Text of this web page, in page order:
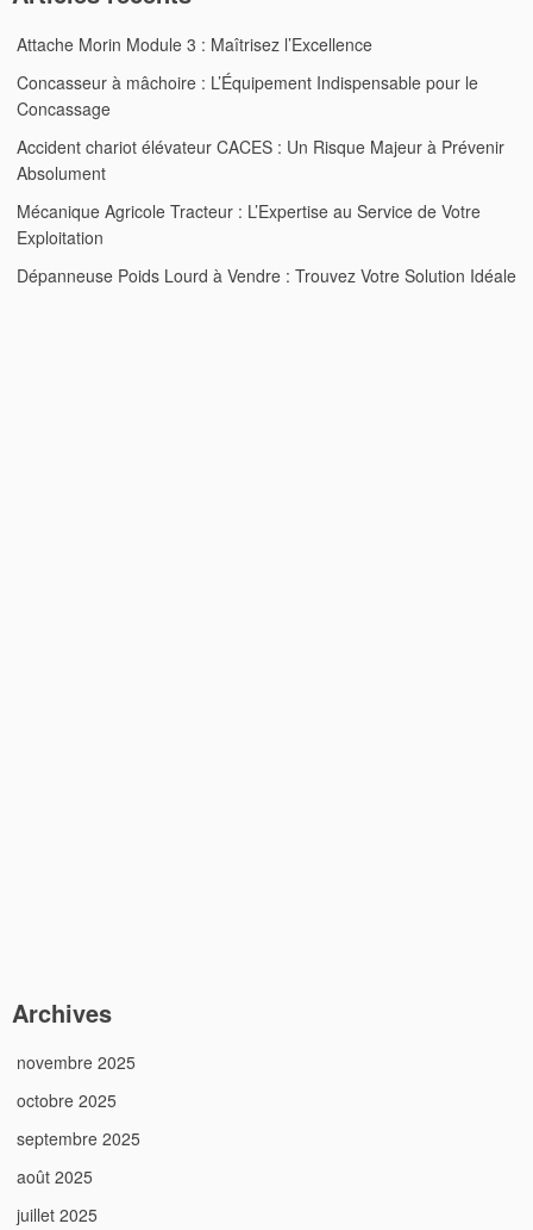
Attache Morin Module 3 : Maîtrisez l’Excellence
Concasseur à mâchoire : L’Équipement Indispensable pour le
Concassage
Accident chariot élévateur CACES : Un Risque Majeur à Prévenir
Absolument
Mécanique Agricole Tracteur : L’Expertise au Service de Votre
Exploitation
Dépanneuse Poids Lourd à Vendre : Trouvez Votre Solution Idéale
Archives
novembre 2025
octobre 2025
septembre 2025
août 2025
juillet 2025